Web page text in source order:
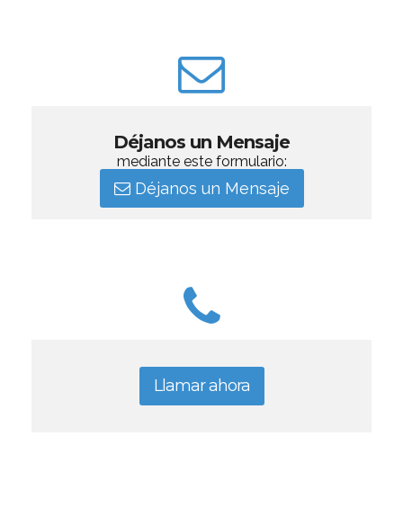
Déjanos un Mensaje
mediante este formulario:
Déjanos un Mensaje
Llamar ahora